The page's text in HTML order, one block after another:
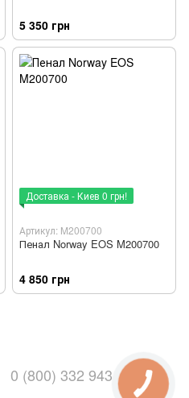
5 350 грн
Доставка - Киев 0 грн!
Артикул: M200700
Пенал Norway EOS M200700
4 850 грн
0 (800) 332 943